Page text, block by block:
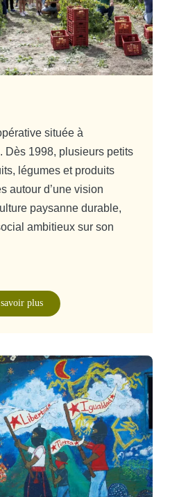
située à
Dès 1998, plusieurs petits
légumes et produits
autour d’une vision
paysanne durable,
ambitieux sur son
plus